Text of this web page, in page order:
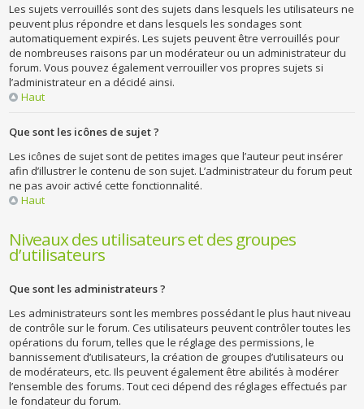
Les sujets verrouillés sont des sujets dans lesquels les utilisateurs ne
peuvent plus répondre et dans lesquels les sondages sont
automatiquement expirés. Les sujets peuvent être verrouillés pour
de nombreuses raisons par un modérateur ou un administrateur du
forum. Vous pouvez également verrouiller vos propres sujets si
l’administrateur en a décidé ainsi.
Haut
Que sont les icônes de sujet ?
Les icônes de sujet sont de petites images que l’auteur peut insérer
afin d’illustrer le contenu de son sujet. L’administrateur du forum peut
ne pas avoir activé cette fonctionnalité.
Haut
Niveaux des utilisateurs et des groupes
d’utilisateurs
Que sont les administrateurs ?
Les administrateurs sont les membres possédant le plus haut niveau
de contrôle sur le forum. Ces utilisateurs peuvent contrôler toutes les
opérations du forum, telles que le réglage des permissions, le
bannissement d’utilisateurs, la création de groupes d’utilisateurs ou
de modérateurs, etc. Ils peuvent également être abilités à modérer
l’ensemble des forums. Tout ceci dépend des réglages effectués par
le fondateur du forum.